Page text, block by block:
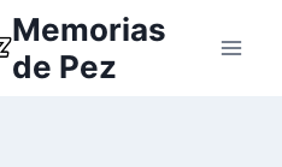
Memorias
de Pez